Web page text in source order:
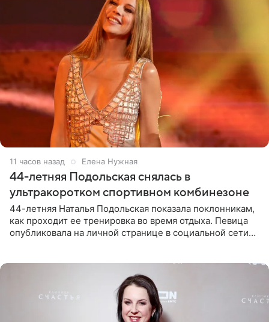
11 часов назад Елена Нужная
44-летняя Подольская снялась в
ультракоротком спортивном комбинезоне
44-летняя Наталья Подольская показала поклонникам,
как проходит ее тренировка во время отдыха. Певица
опубликовала на личной странице в социальной сети